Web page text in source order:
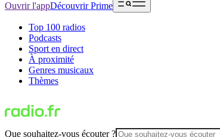
Ouvrir l'appDécouvrir Prime
Top 100 radios
Podcasts
Sport en direct
À proximité
Genres musicaux
Thèmes
Que souhaitez-vous écouter ?